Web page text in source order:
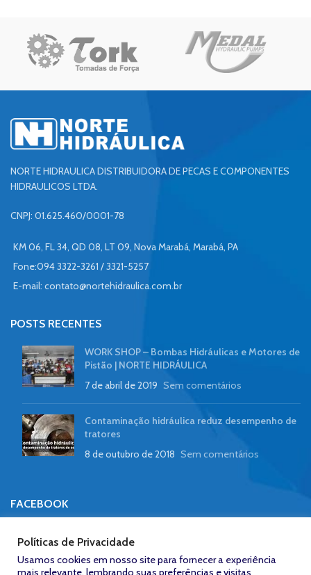
NORTE HIDRAULICA DISTRIBUIDORA DE PECAS E COMPONENTES
HIDRAULICOS LTDA.
CNPJ: 01.625.460/0001-78
KM 06, FL 34, QD 08, LT 09, Nova Marabá, Marabá, PA
Fone:094 3322-3261 / 3321-5257
E-mail: contato@nortehidraulica.com.br
POSTS RECENTES
WORK SHOP – Bombas Hidráulicas e Motores de
Pistão | NORTE HIDRÁULICA
7 de abril de 2019 Sem comentários
Contaminação hidráulica reduz desempenho de
tratores
8 de outubro de 2018 Sem comentários
FACEBOOK
Políticas de Privacidade
Usamos cookies em nosso site para fornecer a experiência
mais relevante, lembrando suas preferências e visitas